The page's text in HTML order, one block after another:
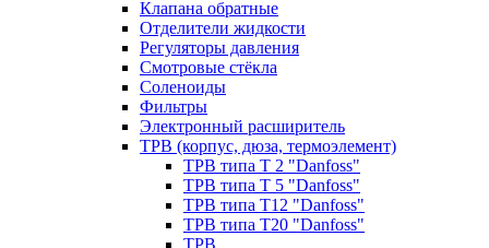
Клапана обратные
Отделители жидкости
Регуляторы давления
Смотровые стёкла
Соленоиды
Фильтры
Электронный расширитель
ТРВ (корпус, дюза, термоэлемент)
ТРВ типа Т 2 "Danfoss"
ТРВ типа Т 5 "Danfoss"
ТРВ типа Т12 "Danfoss"
ТРВ типа Т20 "Danfoss"
ТРВ